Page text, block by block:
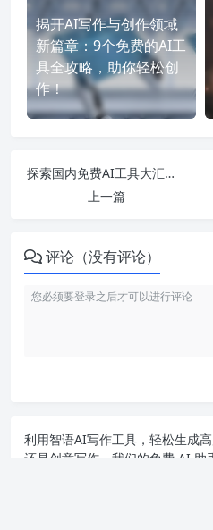
揭开AI写作与创作领域
新篇章：9个免费的AI工
具全攻略，助你轻松创
作！
探索国内免费AI工具大汇总：从智能写手到PPT制作，助你高效创作！
上一篇
评论（没有评论）
利用智语AI写作工具，轻松生成
还是创意写作，我们的免费 AI 助